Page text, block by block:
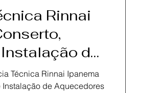
Rinnai
de
Técnica Rinnai Ipanema
Instalação de Aquecedores